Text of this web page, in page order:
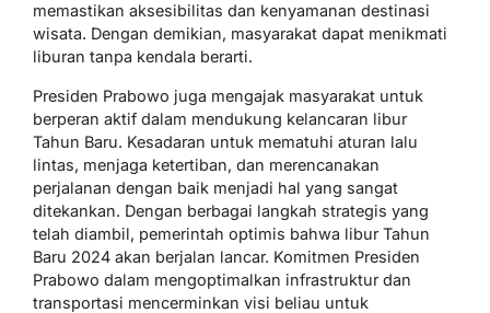
memastikan aksesibilitas dan kenyamanan destinasi
wisata. Dengan demikian, masyarakat dapat menikmati
liburan tanpa kendala berarti.
Presiden Prabowo juga mengajak masyarakat untuk
berperan aktif dalam mendukung kelancaran libur
Tahun Baru. Kesadaran untuk mematuhi aturan lalu
lintas, menjaga ketertiban, dan merencanakan
perjalanan dengan baik menjadi hal yang sangat
ditekankan. Dengan berbagai langkah strategis yang
telah diambil, pemerintah optimis bahwa libur Tahun
Baru 2024 akan berjalan lancar. Komitmen Presiden
Prabowo dalam mengoptimalkan infrastruktur dan
transportasi mencerminkan visi beliau untuk